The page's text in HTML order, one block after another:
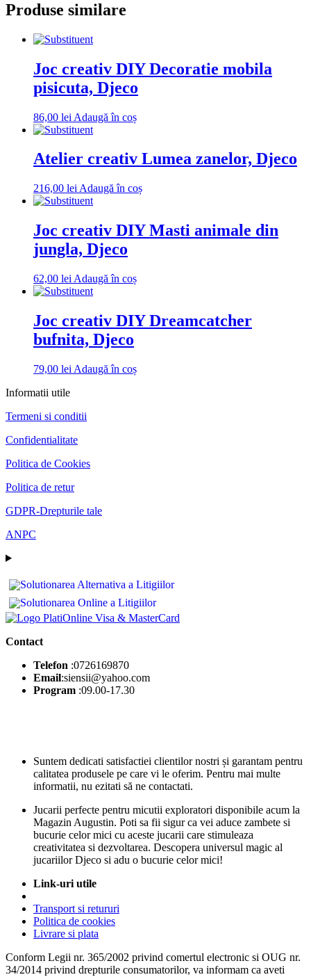
Produse similare
Joc creativ DIY Decoratie mobila
pisicuta, Djeco
86,00 lei Adaugă în coș
Atelier creativ Lumea zanelor, Djeco
216,00 lei Adaugă în coș
Joc creativ DIY Masti animale din
jungla, Djeco
62,00 lei Adaugă în coș
Joc creativ DIY Dreamcatcher
bufnita, Djeco
79,00 lei Adaugă în coș
Informatii utile
Termeni si conditii
Confidentialitate
Politica de Cookies
Politica de retur
GDPR-Drepturile tale
ANPC
Contact
Telefon :0726169870
Email:siensii@yahoo.com
Program :09.00-17.30
Suntem dedicati satisfactiei clientilor nostri și garantam pentru
calitatea produsele pe care vi le oferim. Pentru mai multe
informatii, nu ezitati să ne contactati.
Jucarii perfecte pentru micutii exploratori disponibile acum la
Magazin Augustin. Poti sa fii sigur ca vei aduce zambete si
bucurie celor mici cu aceste jucarii care stimuleaza
creativitatea si dezvoltarea. Descopera universul magic al
jucariilor Djeco si adu o bucurie celor mici!
Link-uri utile
Transport si retururi
Politica de cookies
Livrare si plata
Conform Legii nr. 365/2002 privind comertul electronic si OUG nr.
34/2014 privind drepturile consumatorilor, va informam ca aveti